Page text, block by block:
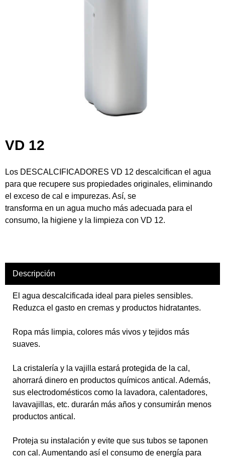
VD 12
Los DESCALCIFICADORES VD 12 descalcifican el agua
para que recupere sus propiedades originales, eliminando
el exceso de cal e impurezas. Así, se
transforma en un agua mucho más adecuada para el
consumo, la higiene y la limpieza con VD 12.
Descripción
El agua descalcificada ideal para pieles sensibles.
Reduzca el gasto en cremas y productos hidratantes.
Ropa más limpia, colores más vivos y tejidos más
suaves.
La cristalería y la vajilla estará protegida de la cal,
ahorrará dinero en productos químicos antical. Además,
sus electrodomésticos como la lavadora, calentadores,
lavavajillas, etc. durarán más años y consumirán menos
productos antical.
Proteja su instalación y evite que sus tubos se taponen
con cal. Aumentando así el consumo de energía para